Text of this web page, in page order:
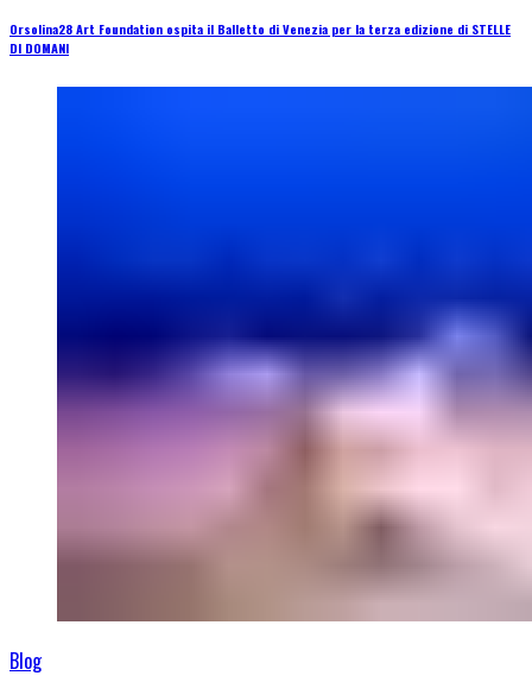
Orsolina28 Art Foundation ospita il Balletto di Venezia per la terza edizione di STELLE
DI DOMANI
Blog